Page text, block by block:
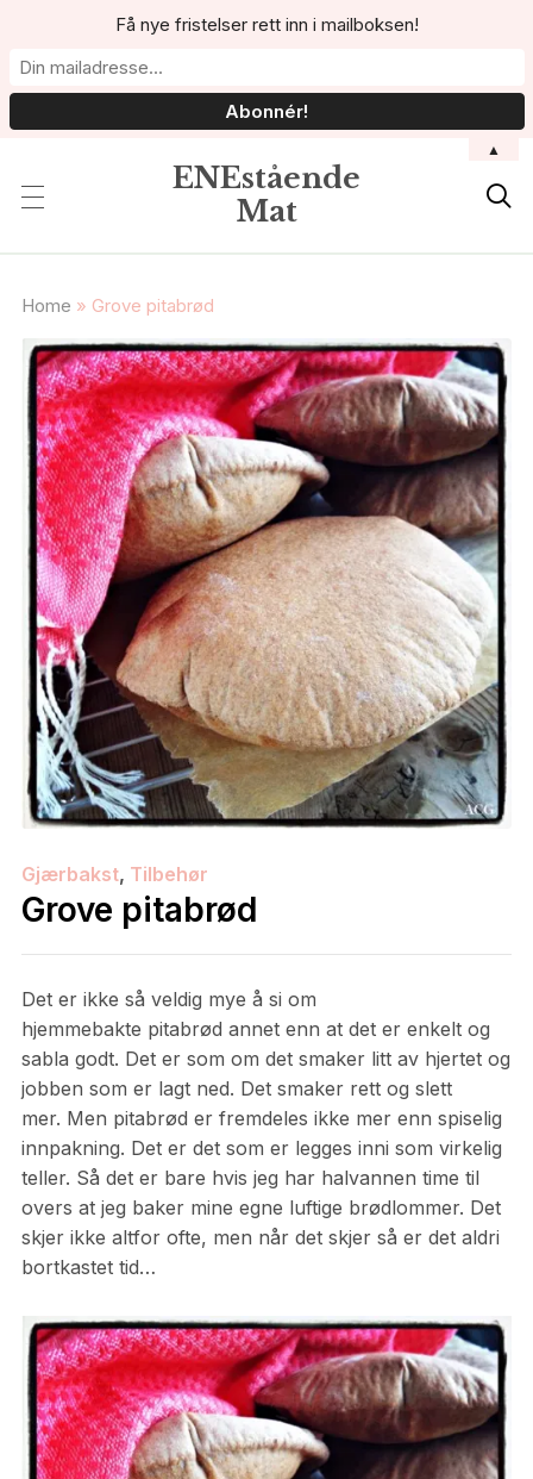
ENEstående
Mat

Home » Grove pitabrød
Gjærbakst, Tilbehør
Grove pitabrød
Det er ikke så veldig mye å si om
hjemmebakte pitabrød annet enn at det er enkelt og
sabla godt. Det er som om det smaker litt av hjertet og
jobben som er lagt ned. Det smaker rett og slett
mer. Men pitabrød er fremdeles ikke mer enn spiselig
innpakning. Det er det som er legges inni som virkelig
teller. Så det er bare hvis jeg har halvannen time til
overs at jeg baker mine egne luftige brødlommer. Det
skjer ikke altfor ofte, men når det skjer så er det aldri
bortkastet tid…
Få nye fristelser rett inn i mailboksen!
▲